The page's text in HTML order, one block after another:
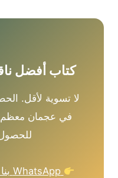
كتاب أفضل
لا تسوية لأقل.
في عجمان معظم
WhatsApp بنا الآن